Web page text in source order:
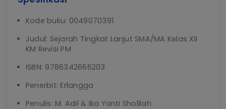
Kode buku: 0049070391
Judul: Sejarah Tingkat Lanjut SMA/MA Kelas XII
KM Revisi PM
ISBN: 9786342666203
Penerbit: Erlangga
Penulis: M. Adil & Ika Yanti Sholilah